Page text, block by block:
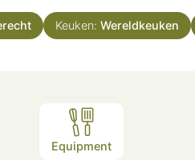
Keuken: Wereldkeuken
Equipment